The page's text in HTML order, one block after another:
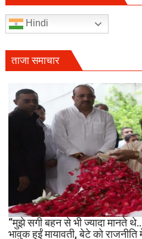
Hindi
ताजा समाचार
“मुझे सगी बहन से भी ज्यादा मानते
भावुक हुईं मायावती, बेटे को